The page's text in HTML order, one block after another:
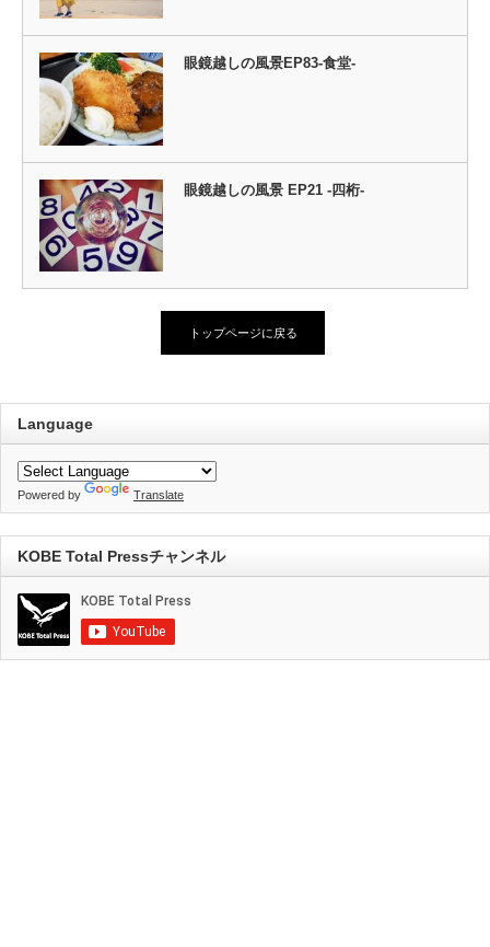
眼鏡越しの風景EP83-食堂-
眼鏡越しの風景 EP21 -四桁-
トップページに戻る
Language
Powered by Translate
KOBE Total Pressチャンネル